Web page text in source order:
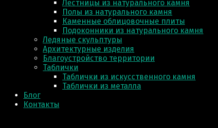
Лестницы из натурального камня
Полы из натурального камня
Каменные облицовочные плиты
Подоконники из натурального камня
Ледяные скульптуры
Архитектурные изделия
Благоустройство территории
Таблички
Таблички из искусственного камня
Таблички из металла
Блог
Контакты